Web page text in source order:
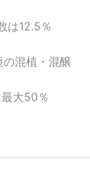
12.5％
混植・混醸
大50％